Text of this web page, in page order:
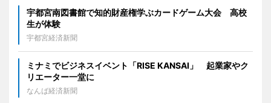
宇都宮南図書館で知的財産権学ぶカードゲーム大会 高校
生が体験
宇都宮経済新聞
ミナミでビジネスイベント「RISE KANSAI」 起業家やク
リエーター一堂に
なんば経済新聞